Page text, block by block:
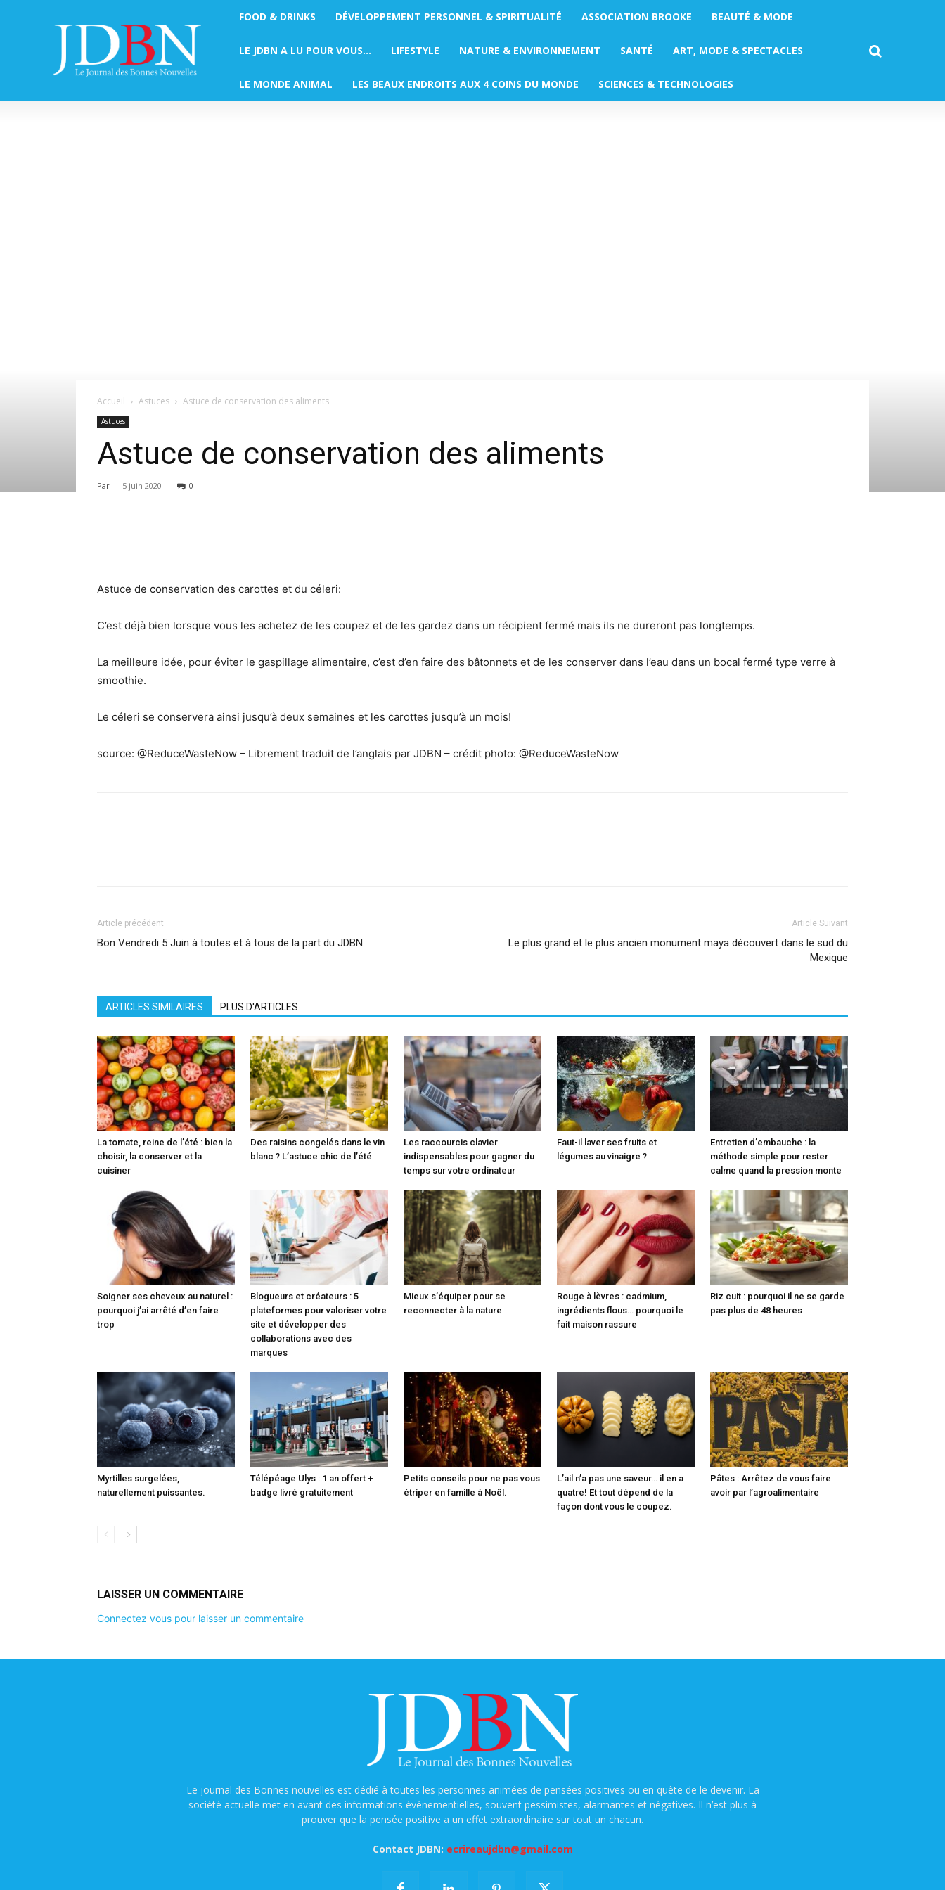
FOOD & DRINKS DÉVELOPPEMENT PERSONNEL & SPIRITUALITÉ ASSOCIATION BROOKE BEAUTÉ & MODE
LE JDBN A LU POUR VOUS… LIFESTYLE NATURE & ENVIRONNEMENT SANTÉ ART, MODE & SPECTACLES
LE MONDE ANIMAL LES BEAUX ENDROITS AUX 4 COINS DU MONDE SCIENCES & TECHNOLOGIES
Accueil Astuces Astuce de conservation des aliments
Astuces
Astuce de conservation des aliments
Par - 5 juin 2020 0
Astuce de conservation des carottes et du céleri:
C’est déjà bien lorsque vous les achetez de les coupez et de les gardez dans un récipient fermé mais ils ne dureront pas longtemps.
La meilleure idée, pour éviter le gaspillage alimentaire, c’est d’en faire des bâtonnets et de les conserver dans l’eau dans un bocal fermé type verre à
smoothie.
Le céleri se conservera ainsi jusqu’à deux semaines et les carottes jusqu’à un mois!
source: @ReduceWasteNow – Librement traduit de l’anglais par JDBN – crédit photo: @ReduceWasteNow
Article précédent
Bon Vendredi 5 Juin à toutes et à tous de la part du JDBN
Article Suivant
Le plus grand et le plus ancien monument maya découvert dans le sud du
Mexique
ARTICLES SIMILAIRES PLUS D'ARTICLES
La tomate, reine de l’été : bien la
choisir, la conserver et la
cuisiner
Des raisins congelés dans le vin
blanc ? L’astuce chic de l’été
Les raccourcis clavier
indispensables pour gagner du
temps sur votre ordinateur
Faut-il laver ses fruits et
légumes au vinaigre ?
Entretien d’embauche : la
méthode simple pour rester
calme quand la pression monte
Soigner ses cheveux au naturel :
pourquoi j’ai arrêté d’en faire
trop
Blogueurs et créateurs : 5
plateformes pour valoriser votre
site et développer des
collaborations avec des
marques
Mieux s’équiper pour se
reconnecter à la nature
Rouge à lèvres : cadmium,
ingrédients flous… pourquoi le
fait maison rassure
Riz cuit : pourquoi il ne se garde
pas plus de 48 heures
Myrtilles surgelées,
naturellement puissantes.
Télépéage Ulys : 1 an offert +
badge livré gratuitement
Petits conseils pour ne pas vous
étriper en famille à Noël.
L’ail n’a pas une saveur… il en a
quatre! Et tout dépend de la
façon dont vous le coupez.
Pâtes : Arrêtez de vous faire
avoir par l’agroalimentaire
LAISSER UN COMMENTAIRE
Connectez vous pour laisser un commentaire
Le journal des Bonnes nouvelles est dédié à toutes les personnes animées de pensées positives ou en quête de le devenir. La
société actuelle met en avant des informations événementielles, souvent pessimistes, alarmantes et négatives. Il n’est plus à
prouver que la pensée positive a un effet extraordinaire sur tout un chacun.
Contact JDBN: ecrireaujdbn@gmail.com